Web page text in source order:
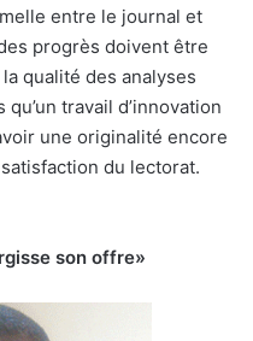
entre le journal et
progrès doivent être
qualité des analyses
travail d’innovation
une originalité encore
du lectorat.
son offre»